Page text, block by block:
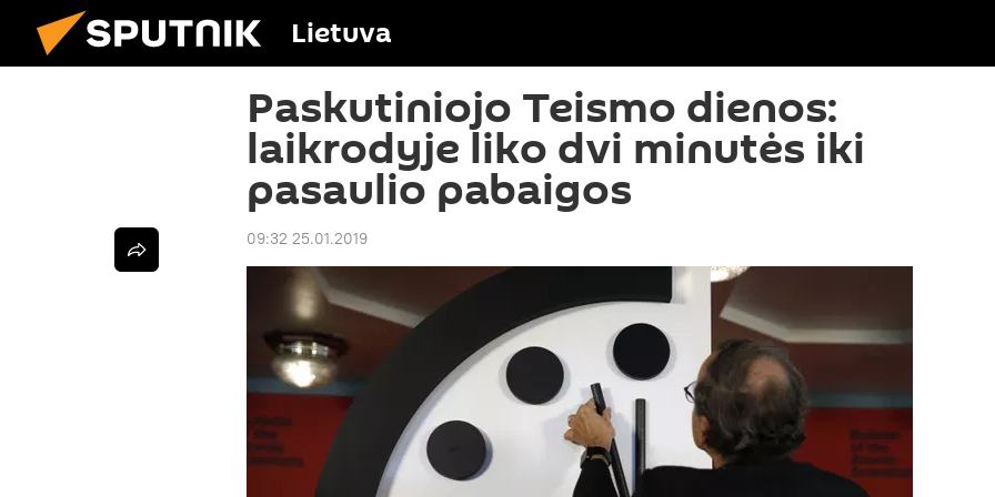
Lietuva
Paskutiniojo Teismo dienos:
laikrodyje liko dvi minutės iki
pasaulio pabaigos
09:32 25.01.2019